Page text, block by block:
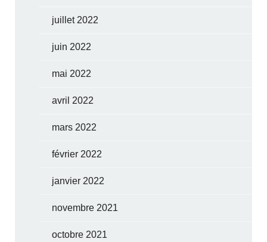
juillet 2022
juin 2022
mai 2022
avril 2022
mars 2022
février 2022
janvier 2022
novembre 2021
octobre 2021